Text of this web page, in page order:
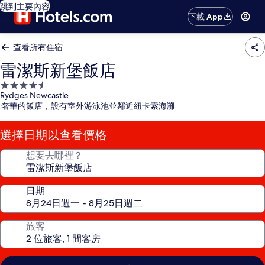
跳到主要內容
下載 App
查看所有住宿
雷潔斯新堡飯店
4.5
星
級
住
宿
Rydges Newcastle
奢華的飯店，設有室外游泳池並鄰近紐卡索海灘
選擇日期以查看價格
想要去哪裡？
日期
旅客